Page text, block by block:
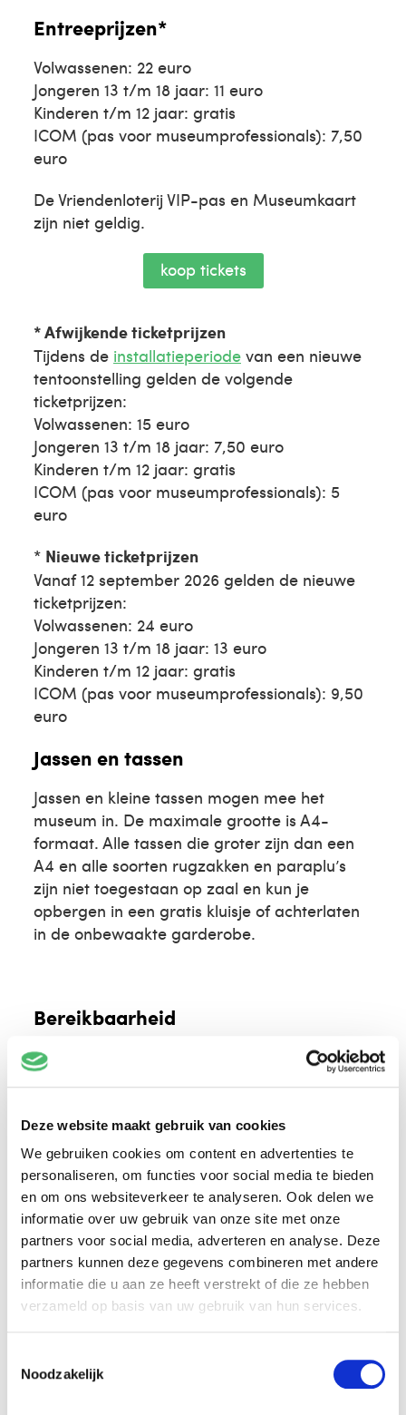
Deze website maakt gebruik van cookies
We gebruiken cookies om content en advertenties te
personaliseren, om functies voor social media te bieden
en om ons websiteverkeer te analyseren. Ook delen we
informatie over uw gebruik van onze site met onze
partners voor social media, adverteren en analyse. Deze
partners kunnen deze gegevens combineren met andere
informatie die u aan ze heeft verstrekt of die ze hebben
verzameld op basis van uw gebruik van hun services.
Noodzakelijk
Entreeprijzen*
Volwassenen: 22 euro
Jongeren 13 t/m 18 jaar: 11 euro
Kinderen t/m 12 jaar: gratis
ICOM (pas voor museumprofessionals): 7,50
euro
De Vriendenloterij VIP-pas en Museumkaart
zijn niet geldig.
koop tickets
* Afwijkende ticketprijzen
Tijdens de installatieperiode van een nieuwe
tentoonstelling gelden de volgende
ticketprijzen:
Volwassenen: 15 euro
Jongeren 13 t/m 18 jaar: 7,50 euro
Kinderen t/m 12 jaar: gratis
ICOM (pas voor museumprofessionals): 5
euro
* Nieuwe ticketprijzen
Vanaf 12 september 2026 gelden de nieuwe
ticketprijzen:
Volwassenen: 24 euro
Jongeren 13 t/m 18 jaar: 13 euro
Kinderen t/m 12 jaar: gratis
ICOM (pas voor museumprofessionals): 9,50
euro
Jassen en tassen
Jassen en kleine tassen mogen mee het
museum in. De maximale grootte is A4-
formaat. Alle tassen die groter zijn dan een
A4 en alle soorten rugzakken en paraplu’s
zijn niet toegestaan op zaal en kun je
opbergen in een gratis kluisje of achterlaten
in de onbewaakte garderobe.
Bereikbaarheid
Het adres van Voorlinden is:
Buurtweg 90
Bekijk de routes
met de auto, het openbaar
vervoer en de fiets.
Kom je vanuit Den Haag?Tot en met midden
september 2026 is de Hubertustunnel volledig
afgesloten voor al het verkeer. Neem daarom
de route via de N44 (Rijksstraatweg) of via
de N14 (Noordelijke Randweg). Op de
planning en de omleidingsroutes.